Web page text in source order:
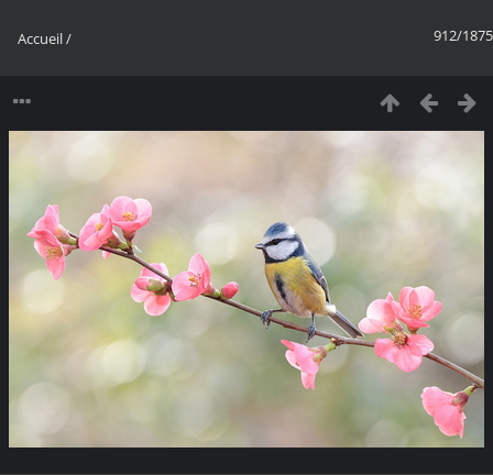
912/1875
Accueil/